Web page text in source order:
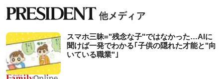
スマホ三昧="残念な子"ではなかった…AIに
聞けば一発でわかる｢子供の隠れた才能と"向
いている職業"｣